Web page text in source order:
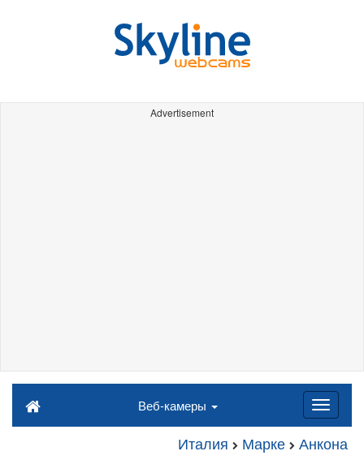
Advertisement
Веб-камеры
Италия Марке Анкона